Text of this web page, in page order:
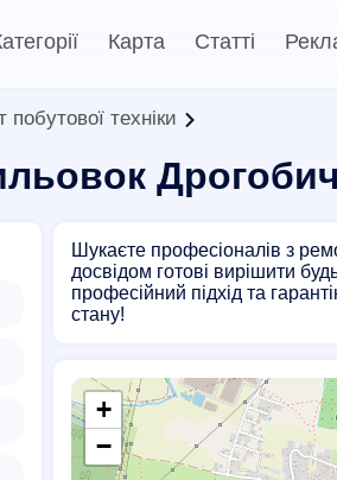
Карта Статті
побутової техніки
Дрогобич
Шукаєте професіоналів з
досвідом готові вирішити
професійний підхід та
стану!
+
−